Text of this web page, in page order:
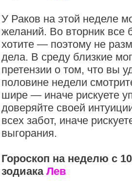
У Раков на этой неделе
желаний. Во вторник все
хотите — поэтому не
дела. В среду близкие
претензии о том, что вы
половине недели
шире — иначе рискуете
доверяйте своей
всех забот, иначе
выгорания.
Гороскоп на неделю с
зодиака Лев